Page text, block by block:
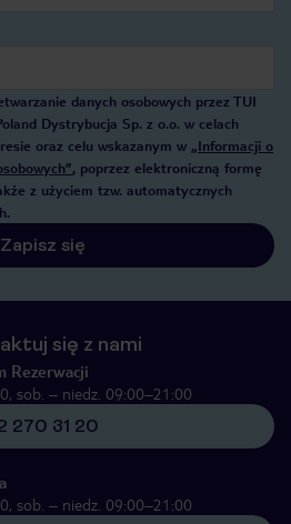
danych osobowych przez TUI
Dystrybucja Sp. z o.o. w celach
oraz celu wskazanym w „Informacji o
, poprzez elektroniczną formę
z użyciem tzw. automatycznych
Zapisz się
się z nami
Rezerwacji
sob. – niedz. 09:00–21:00
270 31 20
sob. – niedz. 09:00–21:00